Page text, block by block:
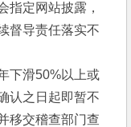
指定网站披露，
督导责任落实不
下滑50%以上或
认之日起即暂不
移交稽查部门查